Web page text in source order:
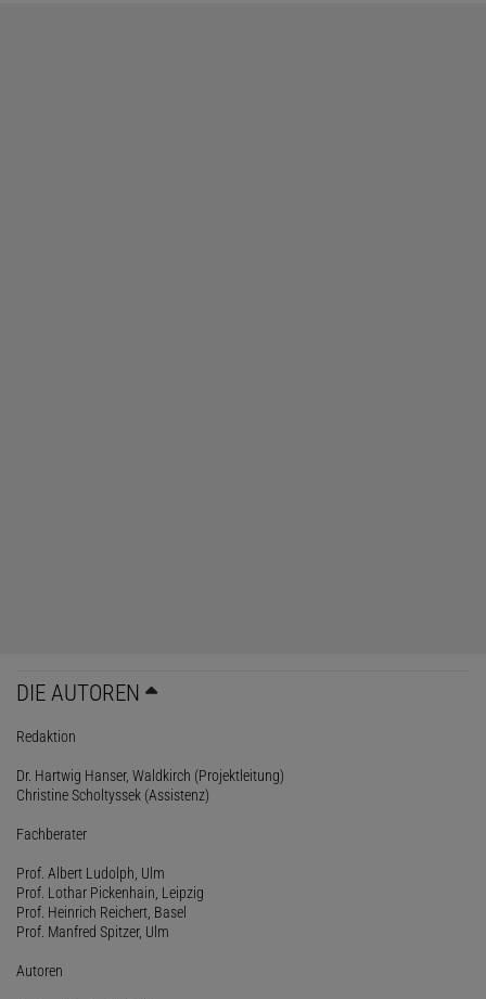
DIE AUTOREN
Redaktion
Dr. Hartwig Hanser, Waldkirch (Projektleitung)
Christine Scholtyssek (Assistenz)
Fachberater
Prof. Albert Ludolph, Ulm
Prof. Lothar Pickenhain, Leipzig
Prof. Heinrich Reichert, Basel
Prof. Manfred Spitzer, Ulm
Autoren